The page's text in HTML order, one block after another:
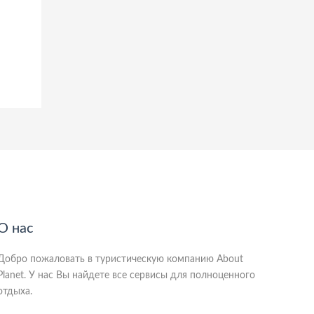
нас
пожаловать в туристическую компанию About
У нас Вы найдете все сервисы для полноценного